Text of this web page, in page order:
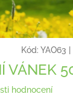
Kód: YAO63
VÁNEK
hodnocení